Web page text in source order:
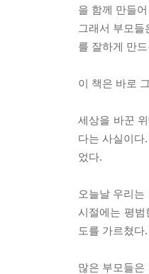
을 함께 만들
그래서 부모
를 잘하게 만
이 책은 바로
세상을 바꾼
다는 사실이다
었다.
오늘날 우리
시절에는 평범
도를 가르쳤
많은 부모들은